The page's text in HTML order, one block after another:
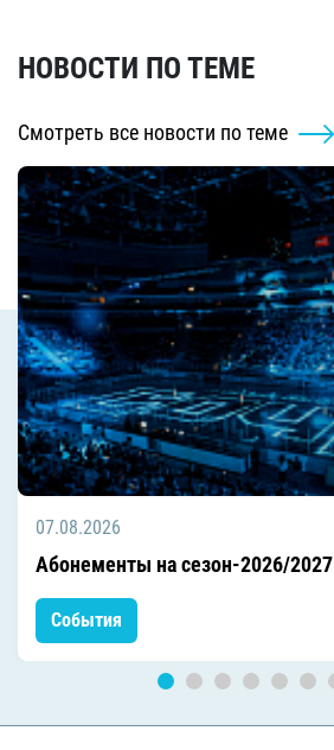
НОВОСТИ ПО ТЕМЕ
Смотреть все новости по теме
07.08.2026
Абонементы на сезон-2026/2027
События